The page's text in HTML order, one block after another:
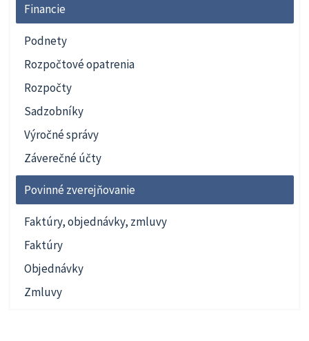
Financie
Podnety
Rozpočtové opatrenia
Rozpočty
Sadzobníky
Výročné správy
Záverečné účty
Povinné zverejňovanie
Faktúry, objednávky, zmluvy
Faktúry
Objednávky
Zmluvy